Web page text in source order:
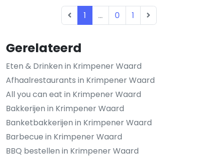
Gerelateerd
Eten & Drinken in Krimpener Waard
Afhaalrestaurants in Krimpener Waard
All you can eat in Krimpener Waard
Bakkerijen in Krimpener Waard
Banketbakkerijen in Krimpener Waard
Barbecue in Krimpener Waard
BBQ bestellen in Krimpener Waard
1 ... 0 1